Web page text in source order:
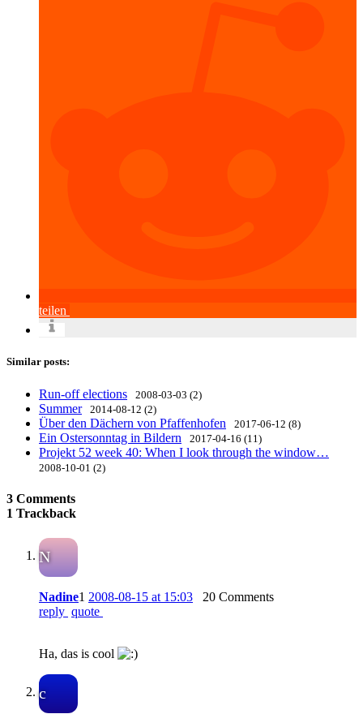
teilen
Similar posts:
Run-off elections 2008-03-03 (2)
Summer 2014-08-12 (2)
Über den Dächern von Pfaffenhofen 2017-06-12 (8)
Ein Ostersonntag in Bildern 2017-04-16 (11)
Projekt 52 week 40: When I look through the window…
2008-10-01 (2)
3 Comments
1 Trackback
N
Nadine1 2008-08-15 at 15:03
20 Comments
reply quote
Ha, das is cool
c